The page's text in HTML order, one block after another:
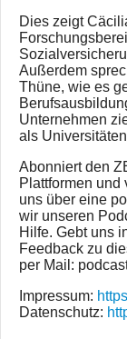
Dies zeigt
Außerdem
Thüne, wie es
Unternehmen
als
Abonniert den
Plattformen und
uns über eine
wir unseren
Hilfe. Gebt uns
Feedback zu
per Mail:
Impressum:
Datenschutz: